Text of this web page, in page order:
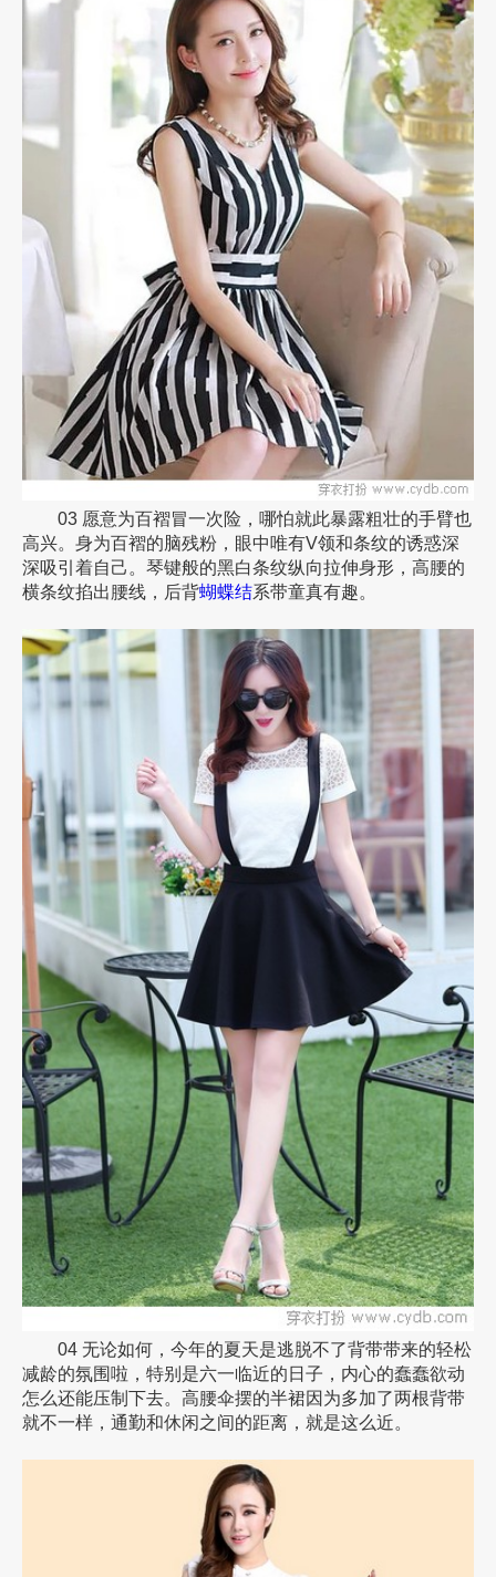
03 愿意为百褶冒一次险，哪怕就此暴露粗壮的手臂也
高兴。身为百褶的脑残粉，眼中唯有V领和条纹的诱惑深
深吸引着自己。琴键般的黑白条纹纵向拉伸身形，高腰的
横条纹掐出腰线，后背蝴蝶结系带童真有趣。
04 无论如何，今年的夏天是逃脱不了背带带来的轻松
减龄的氛围啦，特别是六一临近的日子，内心的蠢蠢欲动
怎么还能压制下去。高腰伞摆的半裙因为多加了两根背带
就不一样，通勤和休闲之间的距离，就是这么近。